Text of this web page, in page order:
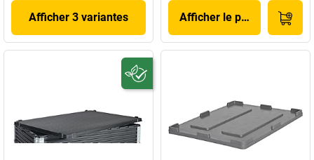
Afficher 3 variantes Afficher le produit